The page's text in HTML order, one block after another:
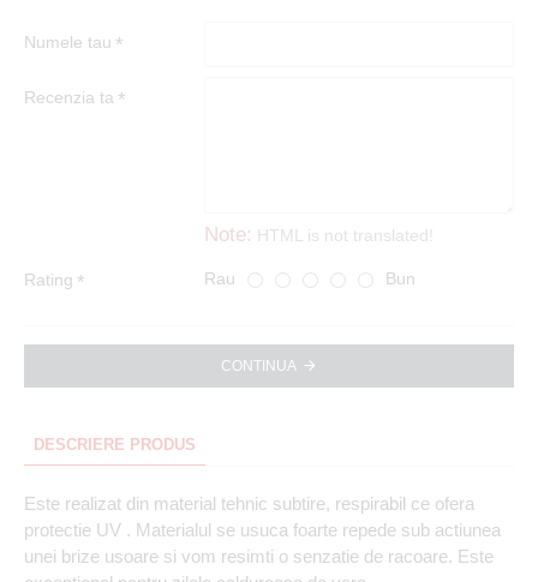
Numele tau
Recenzia ta
Note: HTML is not translated!
Rating Rau Bun
CONTINUA
DESCRIERE PRODUS
Este realizat din material tehnic subtire, respirabil ce ofera
protectie UV . Materialul se usuca foarte repede sub actiunea
unei brize usoare si vom resimti o senzatie de racoare. Este